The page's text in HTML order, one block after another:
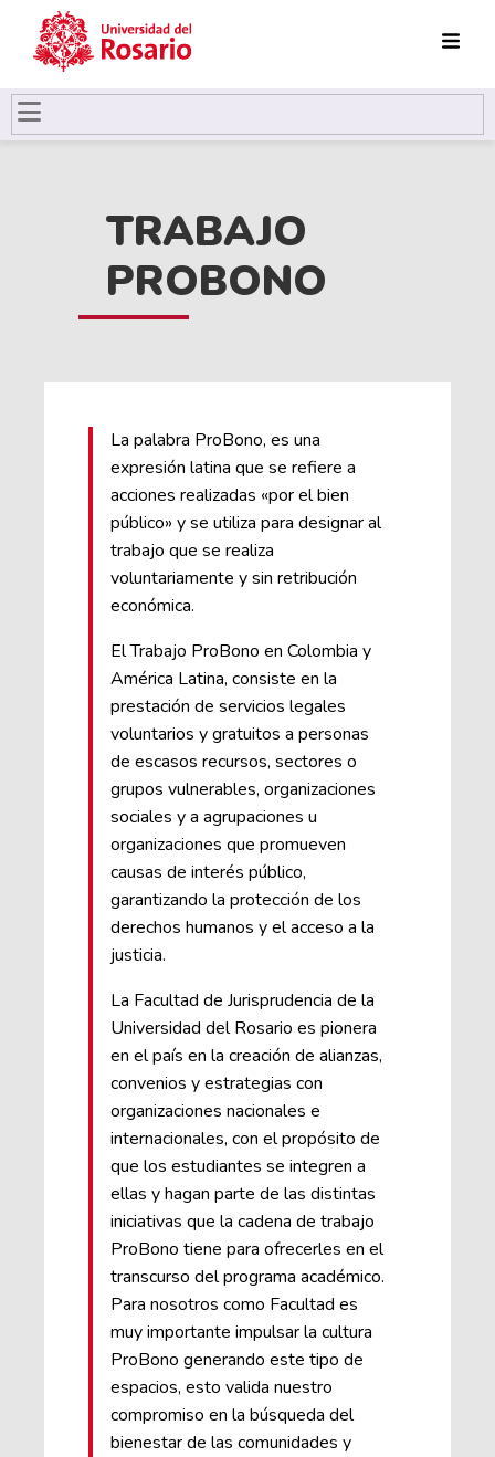
Pasar al contenido principal
TRABAJO
PROBONO
La palabra ProBono, es una
expresión latina que se refiere a
acciones realizadas «por el bien
público» y se utiliza para designar al
trabajo que se realiza
voluntariamente y sin retribución
económica.
El Trabajo ProBono en Colombia y
América Latina, consiste en la
prestación de servicios legales
voluntarios y gratuitos a personas
de escasos recursos, sectores o
grupos vulnerables, organizaciones
sociales y a agrupaciones u
organizaciones que promueven
causas de interés público,
garantizando la protección de los
derechos humanos y el acceso a la
justicia.
La Facultad de Jurisprudencia de la
Universidad del Rosario es pionera
en el país en la creación de alianzas,
convenios y estrategias con
organizaciones nacionales e
internacionales, con el propósito de
que los estudiantes se integren a
ellas y hagan parte de las distintas
iniciativas que la cadena de trabajo
ProBono tiene para ofrecerles en el
transcurso del programa académico.
Para nosotros como Facultad es
muy importante impulsar la cultura
ProBono generando este tipo de
espacios, esto valida nuestro
compromiso en la búsqueda del
bienestar de las comunidades y